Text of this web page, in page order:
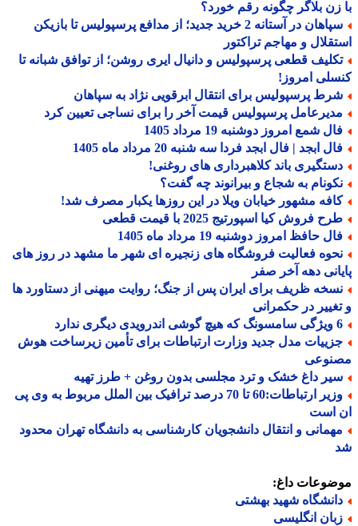
زن بلاگر چگونه رقم خورد؟
سپاهان در آستانه 2 خرید جدید؛ از مدافع پرسپولیس تا بازیکن
و مهاجم تراکتور
قطعی پرسپولیس و دانیال ایری روشن؛ از توافق شبانه تا
امروز!
پرسپولیس برای انتقال ابرقویی نژاد به سپاهان
پرسپولیس قیمت آخر را برای نساجی تعیین کرد
شمع امروز دوشنبه 19 مرداد 1405
ابجد | فال ابجد فردا سه شنبه 20 مرداد ماه 1405
باند کلاهبرداری های روغنی!
به شجاع و بیرانوند چه گفت؟
مشهور خیابان ویلا در این روزها یکبار مصرف شد!
فروش کیا اسپورتیج 2025 با قیمت قطعی
حافظ امروز دوشنبه 19 مرداد ماه 1405
فعالیت فروشگاه های زنجیره ای شهر ما مشهد در روز های
دهه آخر صفر
ظریف برای ایران پس از جنگ؛ روایت میهنی از دستاورد ها
در حکمرانی
مدل جدید وزارت ارتباطات برای تأمین زیرساخت هوش
داغ خشک و ترد مجلسی بدون روغن + طرز تهیه
وزیر ارتباطات:60 تا 70 درصد ترافیک بین الملل مربوط به وی پی
است
و انتقال دانشجویان کارشناسی به دانشگاه تهران محدود
داغ:
شهید بهشتی
انگلیسی